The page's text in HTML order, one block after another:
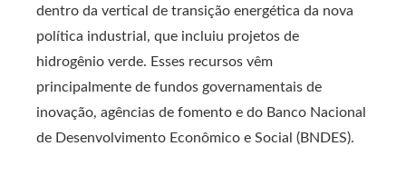
dentro da vertical de transição energética da nova
política industrial, que incluiu projetos de
hidrogênio verde. Esses recursos vêm
principalmente de fundos governamentais de
inovação, agências de fomento e do Banco Nacional
de Desenvolvimento Econômico e Social (BNDES).